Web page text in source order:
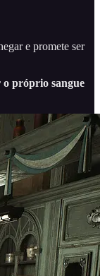
e promete ser
o próprio sangue